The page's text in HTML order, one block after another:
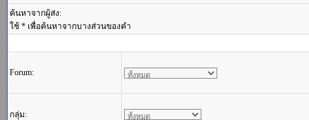
ค้นหาจากผู้ส่ง:
ใช้ * เพื่อค้นหาจากบางส่วนของคำ
Forum:
กลุ่ม: